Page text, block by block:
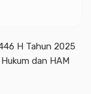
H Tahun 2025
dan HAM